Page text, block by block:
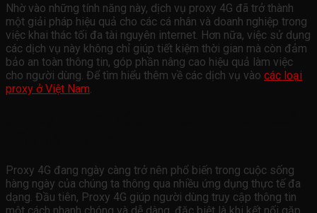
Nhờ vào những tính năng này, dịch vụ proxy 4G đã trở thành
một giải pháp hiệu quả cho các cá nhân và doanh nghiệp trong
việc khai thác tối đa tài nguyên internet. Hơn nữa, việc sử dụng
các dịch vụ này không chỉ giúp tiết kiệm thời gian mà còn đảm
bảo an toàn thông tin, góp phần nâng cao hiệu quả làm việc
cho người dùng. Để tìm hiểu thêm về các dịch vụ vào các loại
proxy ở Việt Nam.
Proxy 4G đang ngày càng trở nên phổ biến trong cuộc sống
hàng ngày của chúng ta thông qua nhiều ứng dụng thực tế đa
dạng. Đầu tiên, Proxy 4G giúp người dùng truy cập thông tin
một cách nhanh chóng và dễ dàng, đặc biệt là khi kết nối gặp